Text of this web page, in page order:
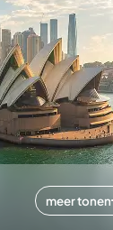
meer tonen